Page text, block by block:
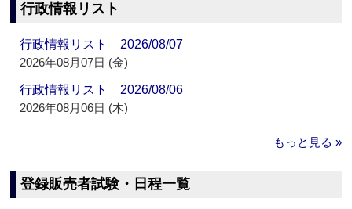
行政情報リスト
行政情報リスト 2026/08/07
2026年08月07日 (金)
行政情報リスト 2026/08/06
2026年08月06日 (木)
もっと見る »
登録販売者試験・日程一覧